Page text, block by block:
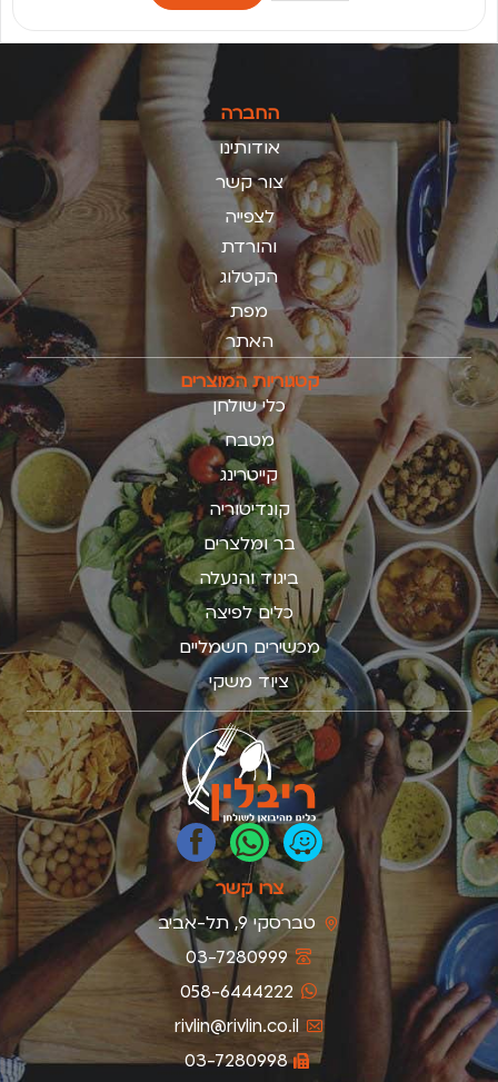
החברה
אודותינו
צור קשר
לצפייה
והורדת
הקטלוג
מפת
האתר
קטגוריות המוצרים
כלי שולחן
מטבח
קייטרינג
קונדיטוריה
בר ומלצרים
ביגוד והנעלה
כלים לפיצה
מכשירים חשמליים
ציוד משקי
צרו קשר
טברסקי 9, תל-אביב
03-7280999
058-6444222
rivlin@rivlin.co.il
03-7280998